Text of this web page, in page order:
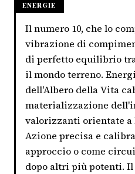
ENERGIE
Il numero 10, che lo
vibrazione di
di perfetto equilibrio
il mondo terreno.
dell'Albero della Vita
materializzazione
valorizzanti orientate a
Azione precisa e
approccio o come
dopo altri più potenti.